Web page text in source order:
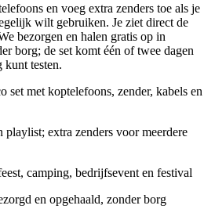
en voeg extra zenders toe als je
wilt gebruiken. Je ziet direct de
bezorgen en halen gratis op in
borg; de set komt één of twee dagen
kunt testen.
set met koptelefoons, zender, kabels en
playlist; extra zenders voor meerdere
camping, bedrijfsevent en festival
en opgehaald, zonder borg